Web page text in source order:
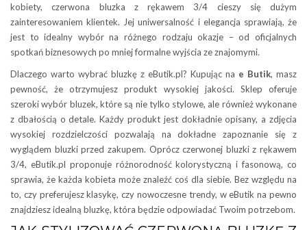
kobiety, czerwona bluzka z rękawem 3/4 cieszy się dużym
zainteresowaniem klientek. Jej uniwersalność i elegancja sprawiają, że
jest to idealny wybór na różnego rodzaju okazje – od oficjalnych
spotkań biznesowych po mniej formalne wyjścia ze znajomymi.
Dlaczego warto wybrać bluzkę z eButik.pl? Kupując na e Butik, masz
pewność, że otrzymujesz produkt wysokiej jakości. Sklep oferuje
szeroki wybór bluzek, które są nie tylko stylowe, ale również wykonane
z dbałością o detale. Każdy produkt jest dokładnie opisany, a zdjęcia
wysokiej rozdzielczości pozwalają na dokładne zapoznanie się z
wyglądem bluzki przed zakupem. Oprócz czerwonej bluzki z rękawem
3/4, eButik.pl proponuje różnorodność kolorystyczną i fasonową, co
sprawia, że każda kobieta może znaleźć coś dla siebie. Bez względu na
to, czy preferujesz klasykę, czy nowoczesne trendy, w eButik na pewno
znajdziesz idealną bluzkę, która będzie odpowiadać Twoim potrzebom.